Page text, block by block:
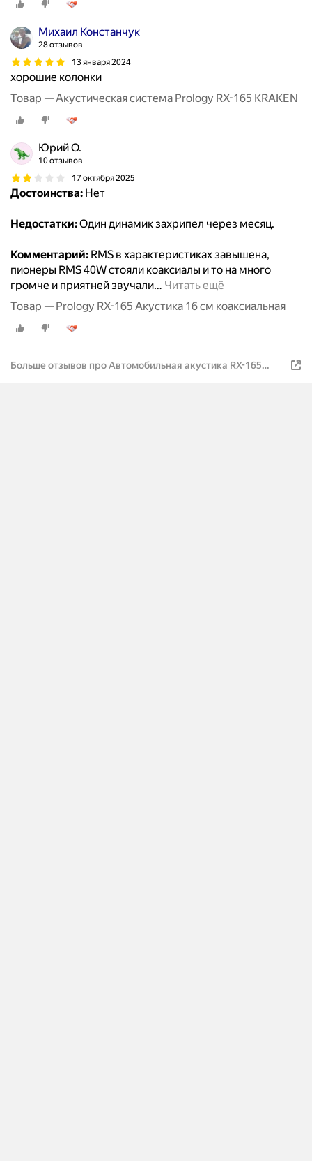
Михаил Констанчук
28 отзывов
13 января 2024
хорошие колонки
Товар — Акустическая система Prology RX-165 KRAKEN
Юрий О.
10 отзывов
17 октября 2025
Достоинства: Нет
Недостатки:Один динамик захрипел через месяц.
Комментарий: RMS в характеристиках завышена,
пионеры RМS 40W стояли коаксиалы и то на много
громче и приятней звучали… Читать ещё
Товар — Prology RX-165 Акустика 16 см коаксиальная
Больше отзывов про Автомобильная акустика RX-165